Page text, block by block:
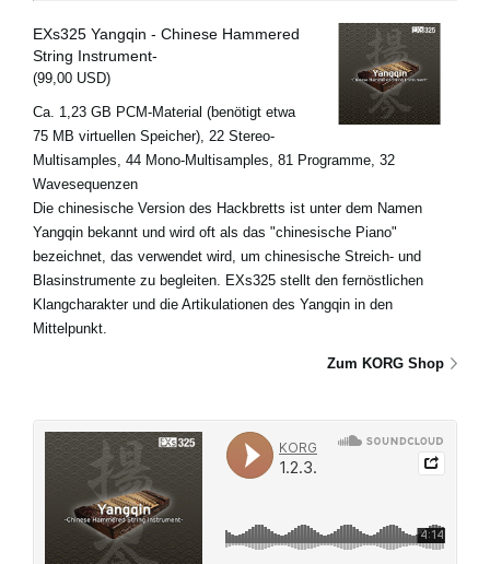
EXs325 Yangqin - Chinese Hammered
String Instrument-
(99,00 USD)
Ca. 1,23 GB PCM-Material (benötigt etwa
75 MB virtuellen Speicher), 22 Stereo-
Multisamples, 44 Mono-Multisamples, 81 Programme, 32
Wavesequenzen
Die chinesische Version des Hackbretts ist unter dem Namen
Yangqin bekannt und wird oft als das "chinesische Piano"
bezeichnet, das verwendet wird, um chinesische Streich- und
Blasinstrumente zu begleiten. EXs325 stellt den fernöstlichen
Klangcharakter und die Artikulationen des Yangqin in den
Mittelpunkt.
Zum KORG Shop